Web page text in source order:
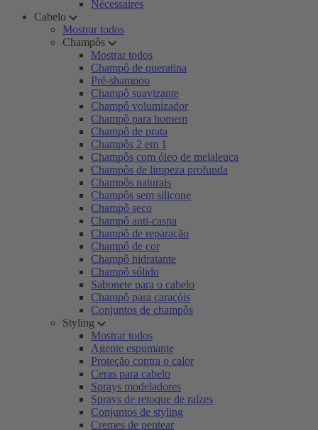
Nécessaires
Cabelo
Mostrar todos
Champôs
Mostrar todos
Champô de queratina
Pré-shampoo
Champô suavizante
Champô volumizador
Champô para homem
Champô de prata
Champôs 2 em 1
Champôs com óleo de melaleuca
Champôs de limpeza profunda
Champôs naturais
Champôs sem silicone
Champô seco
Champô anti-caspa
Champô de reparação
Champô de cor
Champô hidratante
Champô sólido
Sabonete para o cabelo
Champô para caracóis
Conjuntos de champôs
Styling
Mostrar todos
Agente espumante
Proteção contra o calor
Ceras para cabelo
Sprays modeladores
Sprays de retoque de raízes
Conjuntos de styling
Cremes de pentear